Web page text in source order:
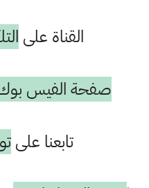
القناة على
صفحة الفيس
تابعنا على